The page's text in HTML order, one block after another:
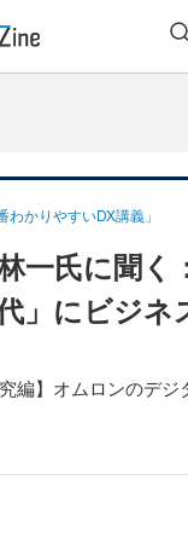
かりやすいDX講義」
一氏に聞く
」にビジネ
編】オムロンのデジ